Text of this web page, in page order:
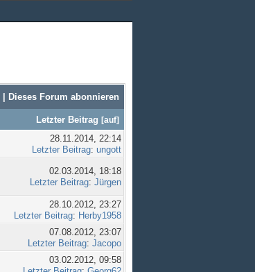
Dieses Forum abonnieren
Letzter Beitrag [auf]
28.11.2014, 22:14
Letzter Beitrag: ungott
02.03.2014, 18:18
Letzter Beitrag: Jürgen
28.10.2012, 23:27
Letzter Beitrag: Herby1958
07.08.2012, 23:07
Letzter Beitrag: Jacopo
03.02.2012, 09:58